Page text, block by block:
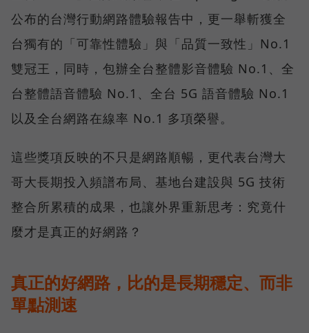
公布的台灣行動網路體驗報告中，更一舉斬獲全
台獨有的「可靠性體驗」與「品質一致性」No.1
雙冠王，同時，包辦全台整體影音體驗 No.1、全
台整體語音體驗 No.1、全台 5G 語音體驗 No.1
以及全台網路在線率 No.1 多項榮譽。
這些獎項反映的不只是網路順暢，更代表台灣大
哥大長期投入頻譜布局、基地台建設與 5G 技術
整合所累積的成果，也讓外界重新思考：究竟什
麼才是真正的好網路？
真正的好網路，比的是長期穩定、而非
單點測速